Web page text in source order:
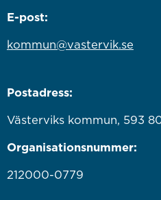
E-post:
kommun@vastervik.se
Postadress:
Västerviks kommun, 593
Organisationsnummer:
212000-0779